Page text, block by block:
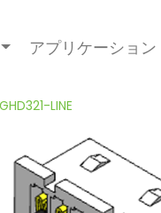
アプリケーション
GHD321-LINE